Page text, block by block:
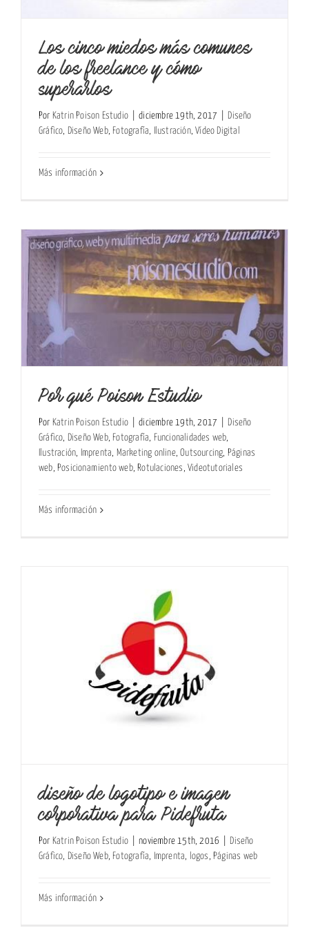
Los cinco miedos más comunes
de los freelance y cómo
superarlos
Por Katrin Poison Estudio diciembre 19th, 2017
Diseño
Gráfico, Diseño Web, Fotografía, Ilustración,Vídeo Digital
Más información
Por qué Poison Estudio
Por Katrin Poison Estudio diciembre 19th, 2017
Diseño
Gráfico, Diseño Web, Fotografía, Funcionalidades web,
Ilustración, Imprenta, Marketing online,Outsourcing, Páginas
web, Posicionamiento web, Rotulaciones ,Videotutoriales
Más información
diseño de logotipo e imagen
corporativa para Pidefruta
Por Katrin Poison Estudio noviembre 15th, 2016
Diseño
Gráfico, Diseño Web, Fotografía, Imprenta, logos , Páginas web
Más información